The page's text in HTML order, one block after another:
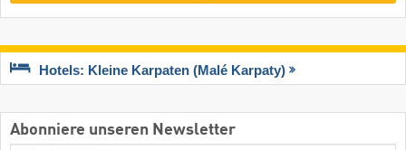
Hotels: Kleine Karpaten (Malé Karpaty)
Abonniere unseren Newsletter